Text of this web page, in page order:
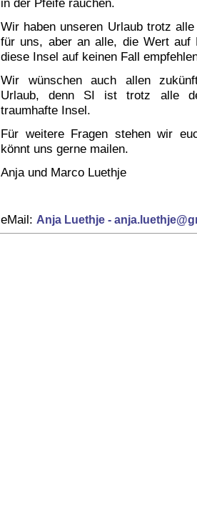
Wir haben unseren Urlaub trotz
für uns, aber an alle, die Wert auf
diese Insel auf keinen Fall
Wir wünschen auch allen
Urlaub, denn SI ist trotz alle
traumhafte Insel.
Für weitere Fragen stehen wir
könnt uns gerne mailen.
Anja und Marco Luethje
eMail: Anja Luethje -